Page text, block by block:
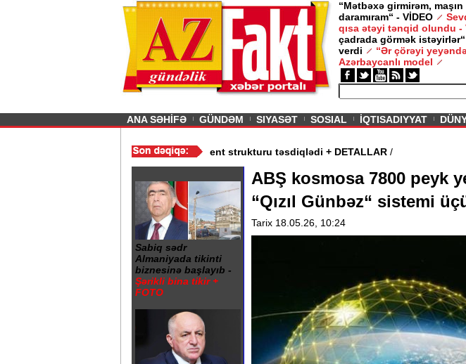
“Mətbəxə girmirəm, maşın
daramıram“ - VİDEO
qısa ətəyi tənqid olundu -
çadrada görmək
verdi
“Ər çörəyi
Azərbaycanlı model
Previous
ANA SƏHİFƏ GÜNDƏM SIYASƏT SOSIAL İQTISADIYYAT
Media və Yayım Şurası yaradıdı - Prezident strukturu təsdiqlədi + DETALLAR
Sabiq sədr
Almaniyada tikinti
biznesinə başlayıb -
Şərikli bina tikir +
FOTO
ABŞ kosmosa 7800 peyk
“Qızıl Günbəz“ sistemi
Tarix 18.05.26, 10:24